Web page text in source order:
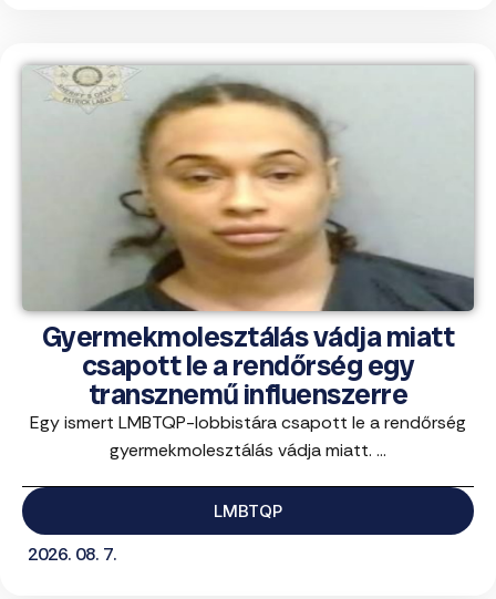
Gyermekmolesztálás vádja miatt
csapott le a rendőrség egy
transznemű influenszerre
Egy ismert LMBTQP-lobbistára csapott le a rendőrség
gyermekmolesztálás vádja miatt. ...
LMBTQP
2026. 08. 7.